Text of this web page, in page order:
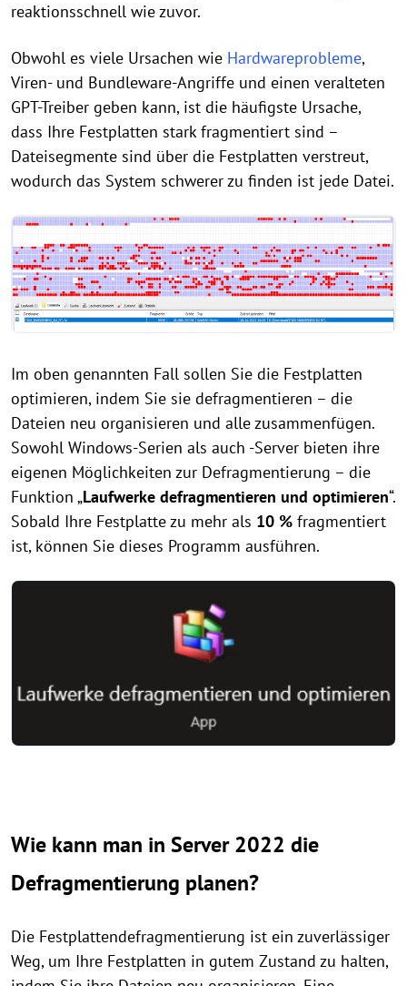
reaktionsschnell wie zuvor.
Obwohl es viele Ursachen wie Hardwareprobleme,
Viren- und Bundleware-Angriffe und einen veralteten
GPT-Treiber geben kann, ist die häufigste Ursache,
dass Ihre Festplatten stark fragmentiert sind –
Dateisegmente sind über die Festplatten verstreut,
wodurch das System schwerer zu finden ist jede Datei.
Im oben genannten Fall sollen Sie die Festplatten
optimieren, indem Sie sie defragmentieren – die
Dateien neu organisieren und alle zusammenfügen.
Sowohl Windows-Serien als auch -Server bieten ihre
eigenen Möglichkeiten zur Defragmentierung – die
Funktion „Laufwerke defragmentieren und optimieren“.
Sobald Ihre Festplatte zu mehr als 10 % fragmentiert
ist, können Sie dieses Programm ausführen.
Wie kann man in Server 2022 die
Defragmentierung planen?
Die Festplattendefragmentierung ist ein zuverlässiger
Weg, um Ihre Festplatten in gutem Zustand zu halten,